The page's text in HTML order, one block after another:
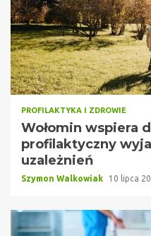
PROFILAKTYKA I ZDROWIE
Wołomin wspiera
profilaktyczny
uzależnień
Szymon Walkowiak 10 lipca